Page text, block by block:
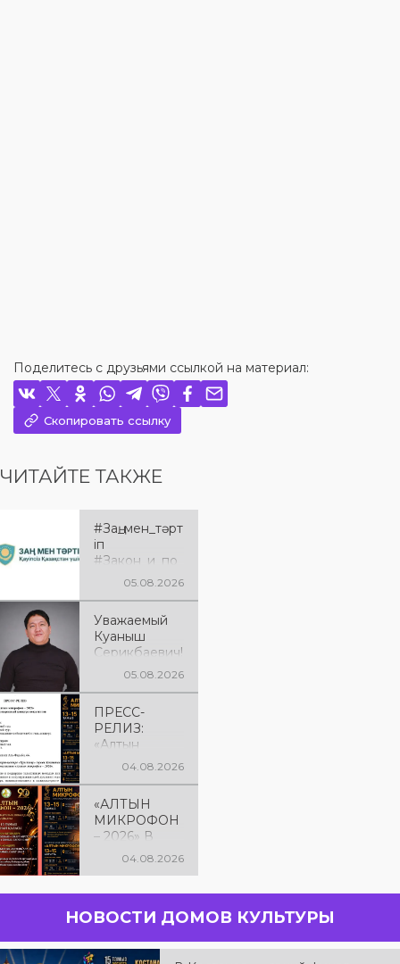
Поделитесь с друзьями ссылкой на материал:
Скопировать ссылку
ЧИТАЙТЕ ТАКЖЕ
#Заң_мен_тәрт
іп
#Закон_и_по
рядок05.08.2026
Уважаемый
Куаныш
Серикбаевич!
От всей
Вас с днём
рождения!
05.08.2026
ПРЕСС-
РЕЛИЗ:
«Алтын
микрофон –
ный конкурс
вокалистов
04.08.2026
«АЛТЫН
МИКРОФОН
– 2026» В
КОСТАНАЕ! С
Костанае
XXII
04.08.2026
НОВОСТИ ДОМОВ КУЛЬТУРЫ